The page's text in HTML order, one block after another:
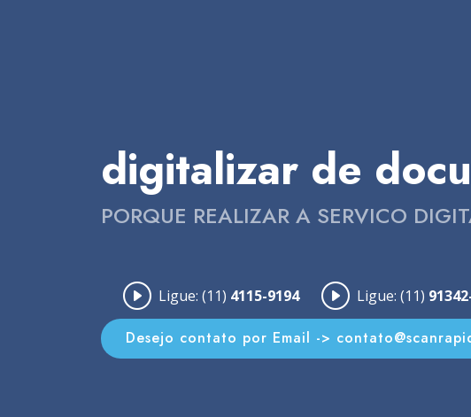
digitalizar de
PORQUE REALIZAR A SERVICO
Ligue: (11) 4115-9194 Ligue: (11)
Desejo contato por Email ->